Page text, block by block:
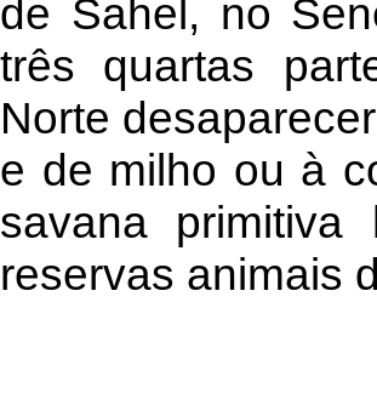
de Sahel, no
três quartas
Norte
e de milho ou à
savana
reservas animais